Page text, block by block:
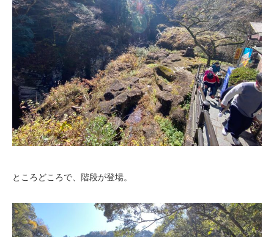
ところどころで、階段が登場。